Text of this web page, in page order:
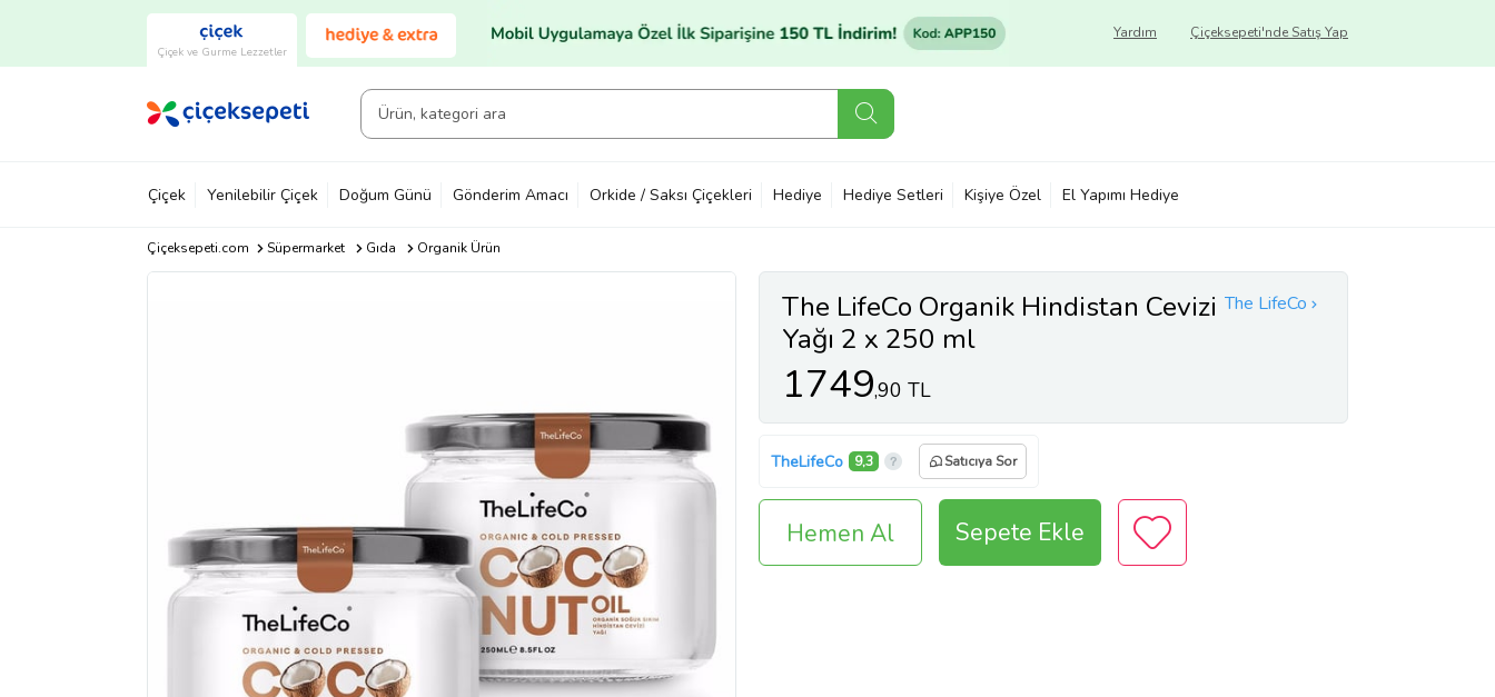
Çiçek ve Gurme Lezzetler
Çiçeksepeti'nde Satış Yap
Yardım
Çiçek Yenilebilir Çiçek Doğum Günü Gönderim Amacı Orkide / Saksı Çiçekleri Hediye Hediye Setleri Kişiye Özel El Yapımı Hediye
Çiçeksepeti.com Süpermarket Gıda Organik Ürün
The LifeCo
The LifeCo Organik Hindistan Cevizi
Yağı 2 x 250 ml
1749,90 TL
TheLifeCo 9,3 Satıcıya Sor
Hemen Al Sepete Ekle